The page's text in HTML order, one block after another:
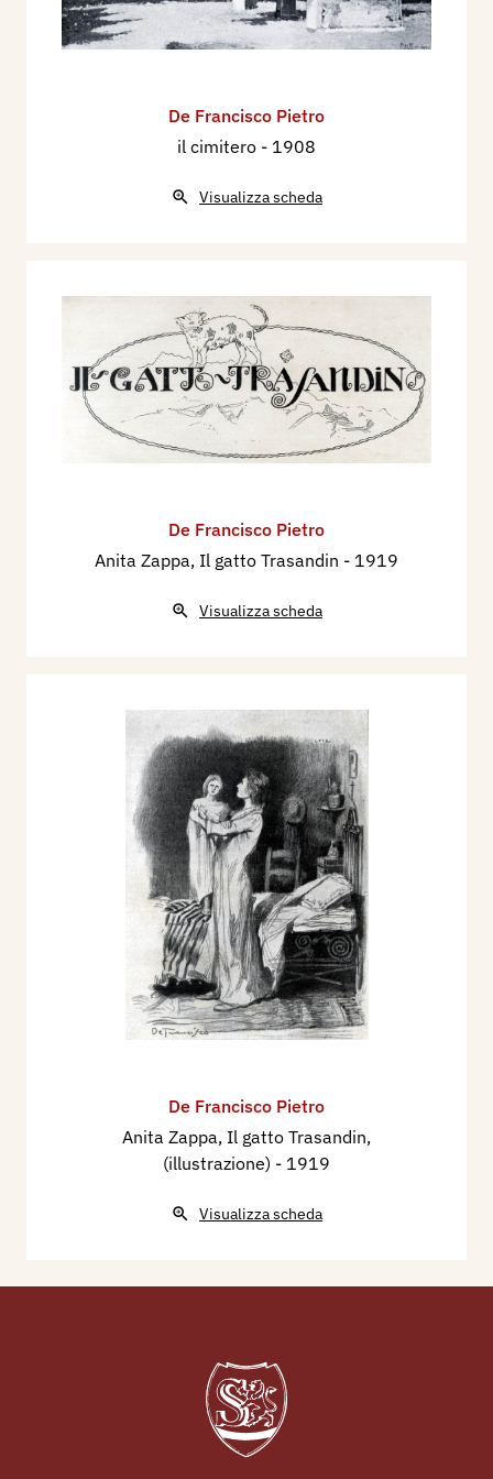
dicembre, p. 682/683 ill.
Milano, Gorlich, p. 260, 261.
2000 - Zeno Davoli, La Raccolta di Stampe
Edizioni Diabasis, p. 214, 215 ill.
De Francisco Pietro
il cimitero - 1908
Visualizza scheda
De Francisco Pietro
Anita Zappa, Il gatto Trasandin - 1919
Visualizza scheda
De Francisco Pietro
Anita Zappa, Il gatto Trasandin,
(illustrazione) - 1919
Visualizza scheda